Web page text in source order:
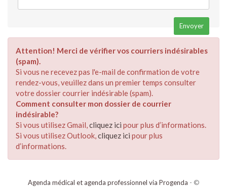
Attention! Merci de vérifier vos courriers indésirables
(spam).
Si vous ne recevez pas l'e-mail de confirmation de votre
rendez-vous, veuillez dans un premier temps consulter
votre dossier courrier indésirable (spam).
Comment consulter mon dossier de courrier
indésirable?
Si vous utilisez Gmail,cliquez ici pour plus d’informations.
Si vous utilisez Outlook,cliquez ici pour plus
d’informations.
Agenda médical et agenda professionnel via Progenda - ©